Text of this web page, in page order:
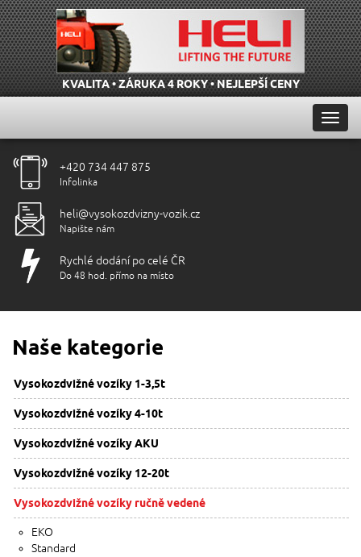
KVALITA • ZÁRUKA 4 ROKY • NEJLEPŠÍ CENY
+420 734 447 875
Infolinka
heli@vysokozdvizny-vozik.cz
Napište nám
Rychlé dodání po celé ČR
Do 48 hod. přímo na místo
Naše kategorie
Vysokozdvižné vozíky 1-3,5t
Vysokozdvižné vozíky 4-10t
Vysokozdvižné vozíky AKU
Vysokozdvižné vozíky 12-20t
Vysokozdvižné vozíky ručně vedené
EKO
Standard